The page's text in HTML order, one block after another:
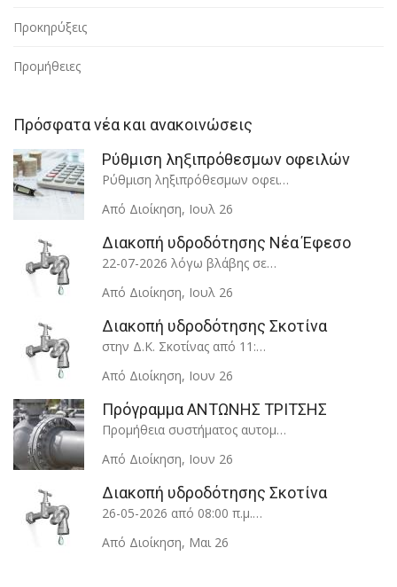
Προκηρύξεις
Προμήθειες
Πρόσφατα νέα και ανακοινώσεις
Ρύθμιση ληξιπρόθεσμων οφειλών
Ρύθμιση ληξιπρόθεσμων οφει…
Από Διοίκηση, Ιουλ 26
Διακοπή υδροδότησης Νέα Έφεσο
22-07-2026 λόγω βλάβης σε…
Από Διοίκηση, Ιουλ 26
Διακοπή υδροδότησης Σκοτίνα
στην Δ.Κ. Σκοτίνας από 11:…
Από Διοίκηση, Ιουν 26
Πρόγραμμα ΑΝΤΩΝΗΣ ΤΡΙΤΣΗΣ
Προμήθεια συστήματος αυτομ…
Από Διοίκηση, Ιουν 26
Διακοπή υδροδότησης Σκοτίνα
26-05-2026 από 08:00 π.μ.…
Από Διοίκηση, Μαι 26